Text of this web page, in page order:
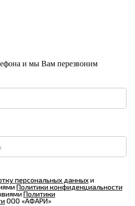
и мы Вам перезвоним
персональных данныхи
Политики конфиденциальности
Политики
ООО «АФАРИ»